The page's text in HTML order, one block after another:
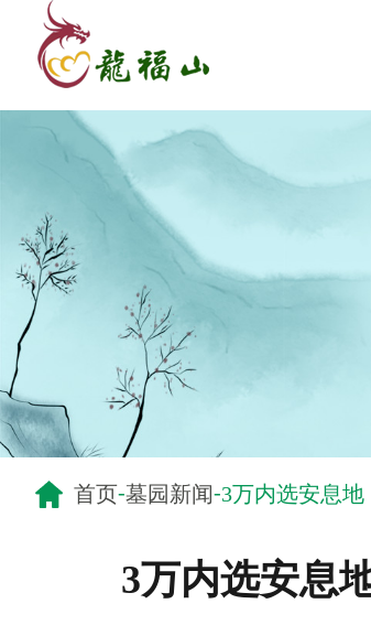
首页-墓园新闻-3万内选安息
3万内选安息